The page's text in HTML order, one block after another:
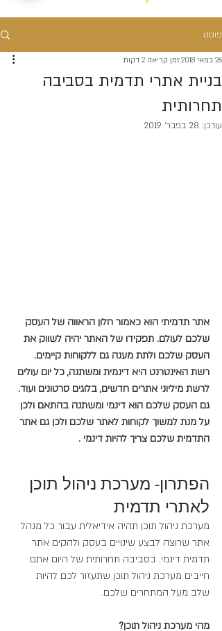
פוסט
בניית אתרי תדמית בסביבה
תחרותית
26 במאי 2018 זמן קריאה 2 דקות
עודכן: 28 בפבר׳ 2019
אתר תדמיתי הוא כאמור חלון הראווה של העסק
שלכם לעולם. תפקידו של האתר יהיה לשווק את
העסק שלכם ולתת מענה גם ללקוחות קיימים.
רשת האינטרנט היא דינמית ומשתנה, כל יום עולים
לרשת מיליוני אתרים חדשים, בלוגים סרטונים ועוד.
גם העסק שלכם הוא דינמי ומשתנה בהתאם ולכן
על מנת למשוך לקוחות לאתר שלכם ולכן גם אתר
התדמית שלכם צריך להיות דינמי .
הפתרון- מערכת ניהול תוכן
לאתרי תדמית
מערכת ניהול תוכן תהיה אידיאלית עבור כל מנהל
אתר שרוצה לבצע שינויים בעסק ולהקים אתר
תדמית דינמי. בסביבה תחרותית של היום אתם
חייבים מערכת ניהול תוכן שתעזור לכם להיות
שלב מעל המתחרים שלכם.
מהי מערכת ניהול תוכן?